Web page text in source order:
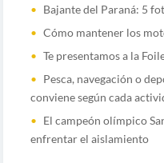
Bajante del Paraná: 5
Cómo mantener los
Te presentamos a la
Pesca, navegación o
conviene según cada
El campeón olímpico
enfrentar el aislamiento